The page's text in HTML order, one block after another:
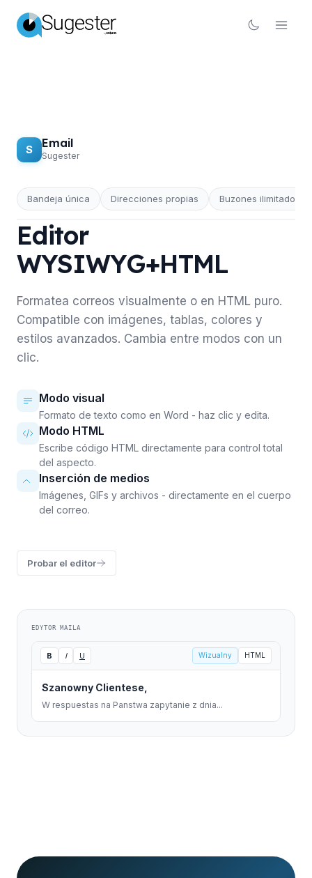
S Email
Sugester
Bandeja única Direcciones propias Buzones ilimitados
EMAIL
Editor
WYSIWYG+HTML
Formatea correos visualmente o en HTML puro.
Compatible con imágenes, tablas, colores y
estilos avanzados. Cambia entre modos con un
clic.
Modo visual
Formato de texto como en Word - haz clic y edita.
Modo HTML
Escribe código HTML directamente para control total
del aspecto.
Inserción de medios
Imágenes, GIFs y archivos - directamente en el cuerpo
del correo.
Probar el editor
EDYTOR MAILA
B I U Wizualny HTML
Szanowny Clientese,
W respuestas na Panstwa zapytanie z dnia...